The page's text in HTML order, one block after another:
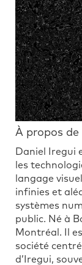
À propos de
Daniel Iregui
les
langage
infinies et
systèmes
public. Né à
Montréal. Il
société
d’Iregui,